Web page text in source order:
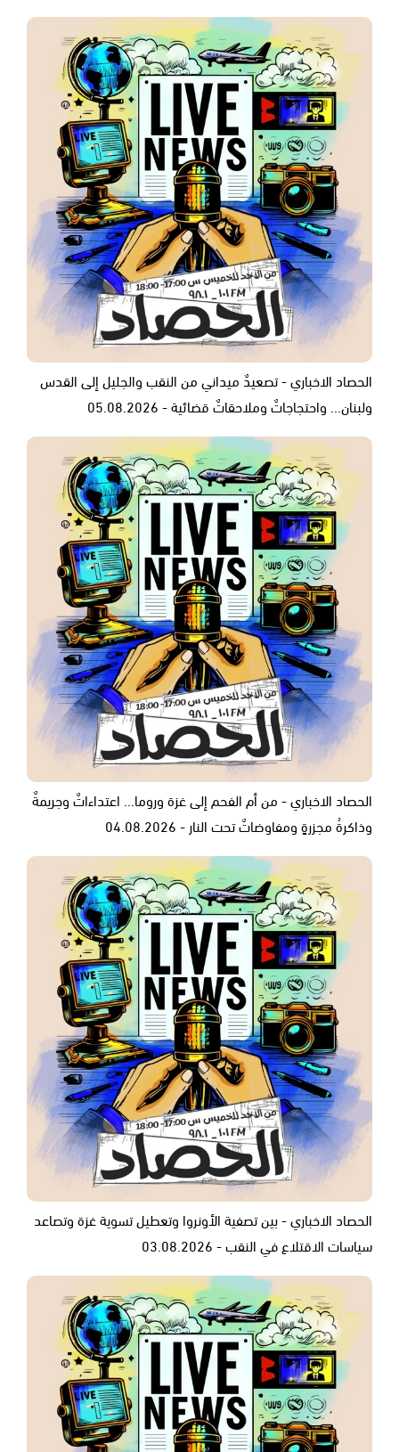
الحصاد الاخباري - تصعيدٌ ميداني من النقب والجليل إلى القدس
ولبنان... واحتجاجاتٌ وملاحقاتٌ قضائية - 05.08.2026
الحصاد الاخباري - من أم الفحم إلى غزة وروما... اعتداءاتٌ وجريمةٌ
وذاكرةُ مجزرةٍ ومفاوضاتٌ تحت النار - 04.08.2026
الحصاد الاخباري - بين تصفية الأونروا وتعطيل تسوية غزة وتصاعد
سياسات الاقتلاع في النقب - 03.08.2026